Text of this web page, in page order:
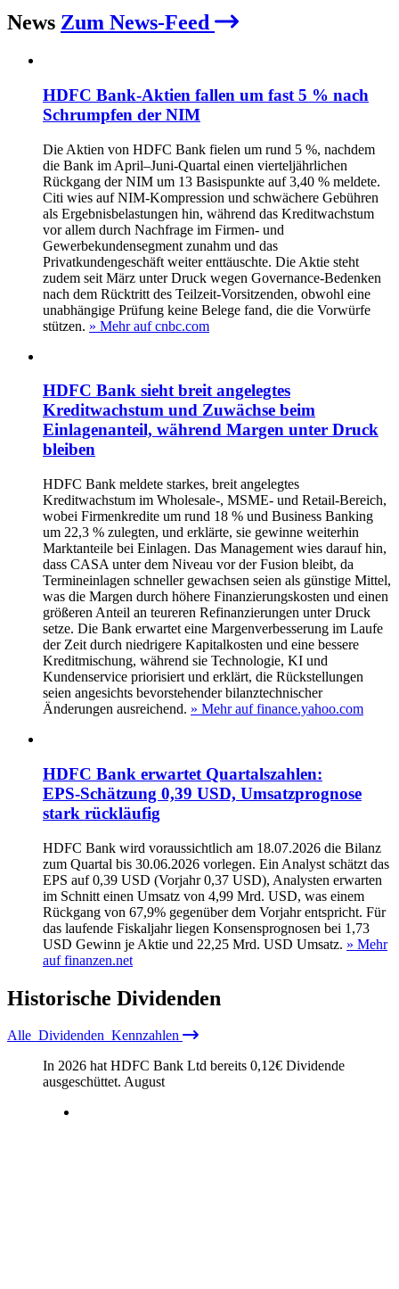
News Zum News-Feed
HDFC Bank-Aktien fallen um fast 5 % nach
Schrumpfen der NIM
Die Aktien von HDFC Bank fielen um rund 5 %, nachdem
die Bank im April–Juni-Quartal einen vierteljährlichen
Rückgang der NIM um 13 Basispunkte auf 3,40 % meldete.
Citi wies auf NIM‑Kompression und schwächere Gebühren
als Ergebnisbelastungen hin, während das Kreditwachstum
vor allem durch Nachfrage im Firmen‑ und
Gewerbekundensegment zunahm und das
Privatkundengeschäft weiter enttäuschte. Die Aktie steht
zudem seit März unter Druck wegen Governance‑Bedenken
nach dem Rücktritt des Teilzeit‑Vorsitzenden, obwohl eine
unabhängige Prüfung keine Belege fand, die die Vorwürfe
stützen. » Mehr auf cnbc.com
HDFC Bank sieht breit angelegtes
Kreditwachstum und Zuwächse beim
Einlagenanteil, während Margen unter Druck
bleiben
HDFC Bank meldete starkes, breit angelegtes
Kreditwachstum im Wholesale-, MSME- und Retail-Bereich,
wobei Firmenkredite um rund 18 % und Business Banking
um 22,3 % zulegten, und erklärte, sie gewinne weiterhin
Marktanteile bei Einlagen. Das Management wies darauf hin,
dass CASA unter dem Niveau vor der Fusion bleibt, da
Termineinlagen schneller gewachsen seien als günstige Mittel,
was die Margen durch höhere Finanzierungskosten und einen
größeren Anteil an teureren Refinanzierungen unter Druck
setze. Die Bank erwartet eine Margenverbesserung im Laufe
der Zeit durch niedrigere Kapitalkosten und eine bessere
Kreditmischung, während sie Technologie, KI und
Kundenservice priorisiert und erklärt, die Rückstellungen
seien angesichts bevorstehender bilanztechnischer
Änderungen ausreichend. » Mehr auf finance.yahoo.com
HDFC Bank erwartet Quartalszahlen:
EPS‑Schätzung 0,39 USD, Umsatzprognose
stark rückläufig
HDFC Bank wird voraussichtlich am 18.07.2026 die Bilanz
zum Quartal bis 30.06.2026 vorlegen. Ein Analyst schätzt das
EPS auf 0,39 USD (Vorjahr 0,37 USD), Analysten erwarten
im Schnitt einen Umsatz von 4,99 Mrd. USD, was einem
Rückgang von 67,9% gegenüber dem Vorjahr entspricht. Für
das laufende Fiskaljahr liegen Konsensprognosen bei 1,73
USD Gewinn je Aktie und 22,25 Mrd. USD Umsatz. » Mehr
auf finanzen.net
Historische Dividenden
Alle Dividenden Kennzahlen
In 2026 hat HDFC Bank Ltd bereits 0,12€ Dividende
ausgeschüttet. August